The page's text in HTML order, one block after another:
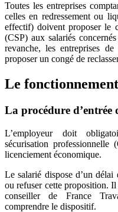
Toutes les entreprises
celles en redressement ou
effectif) doivent proposer le
(CSP) aux salariés
revanche, les entreprises
proposer un congé de
Le
La procédure d’entrée
L’employeur doit
sécurisation professionnelle
licenciement économique.
Le salarié dispose d’un délai
ou refuser cette proposition.
conseiller de France
comprendre le dispositif.